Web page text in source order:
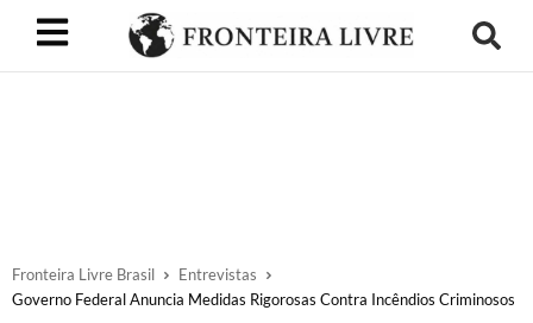
Fronteira Livre Brasil
Entrevistas
Governo Federal Anuncia Medidas Rigorosas Contra Incêndios Criminosos